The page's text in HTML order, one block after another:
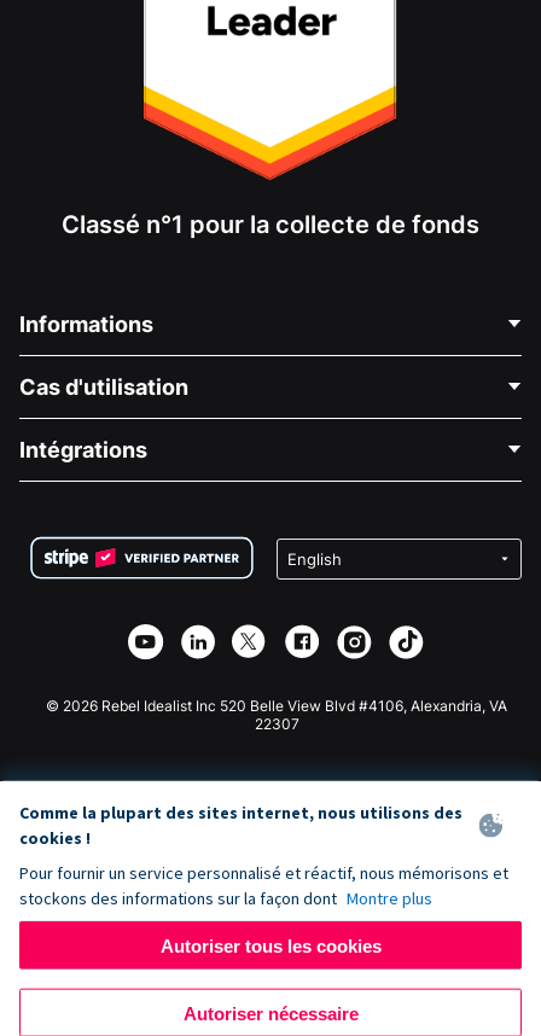
Classé n°1 pour la collecte de fonds
Informations
À propos de nous
Carrières
Confidentialité
Partenariat d'affiliation
Bibliothèque
Cas d'utilisation
Collecte de fonds médicale
Collecte de fonds caritative
Intégrations
Plugin de don Wix
Application de don Webflow
Don Joomla
© 2026 Rebel Idealist Inc 520 Belle View Blvd #4106, Alexandria, VA
22307
Comme la plupart des sites internet, nous utilisons des
cookies !
Pour fournir un service personnalisé et réactif, nous mémorisons et
stockons des informations sur la façon dont Montre plus
Autoriser tous les cookies
Autoriser nécessaire